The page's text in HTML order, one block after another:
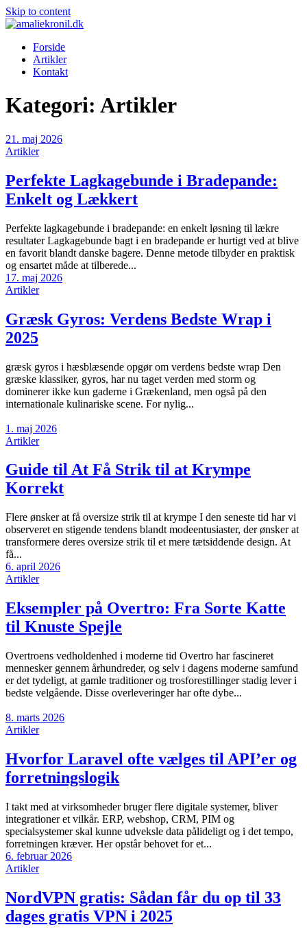
Skip to content
Forside
Artikler
Kontakt
Kategori: Artikler
21. maj 2026
Artikler
Perfekte Lagkagebunde i Bradepande:
Enkelt og Lækkert
Perfekte lagkagebunde i bradepande: en enkelt løsning til lækre
resultater Lagkagebunde bagt i en bradepande er hurtigt ved at blive
en favorit blandt danske bagere. Denne metode tilbyder en praktisk
og ensartet måde at tilberede...
17. maj 2026
Artikler
Græsk Gyros: Verdens Bedste Wrap i
2025
græsk gyros i hæsblæsende opgør om verdens bedste wrap Den
græske klassiker, gyros, har nu taget verden med storm og
dominerer ikke kun gaderne i Grækenland, men også på den
internationale kulinariske scene. For nylig...
1. maj 2026
Artikler
Guide til At Få Strik til at Krympe
Korrekt
Flere ønsker at få oversize strik til at krympe I den seneste tid har vi
observeret en stigende tendens blandt modeentusiaster, der ønsker at
transformere deres oversize strik til et mere tætsiddende design. At
få...
6. april 2026
Artikler
Eksempler på Overtro: Fra Sorte Katte
til Knuste Spejle
Overtroens vedholdenhed i moderne tid Overtro har fascineret
mennesker gennem århundreder, og selv i dagens moderne samfund
er det tydeligt, at gamle traditioner og trosforestillinger stadig lever i
bedste velgående. Disse overleveringer har ofte dybe...
8. marts 2026
Artikler
Hvorfor Laravel ofte vælges til API’er og
forretningslogik
I takt med at virksomheder bruger flere digitale systemer, bliver
integrationer et vilkår. ERP, webshop, CRM, PIM og
specialsystemer skal kunne udveksle data pålideligt og i det tempo,
forretningen kræver. Her opstår behovet for et...
6. februar 2026
Artikler
NordVPN gratis: Sådan får du op til 33
dages gratis VPN i 2025